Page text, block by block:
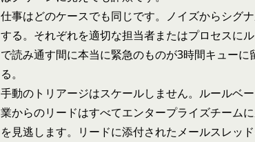
仕事はどのケースでも同じです。ノイズからシグ
する。それぞれを適切な担当者またはプロセスに
で読み通す間に本当に緊急のものが3時間キュー
る。
手動のトリアージはスケールしません。ルールベ
業からのリードはすべてエンタープライズチーム
を見逃します。リードに添付されたメールスレッ